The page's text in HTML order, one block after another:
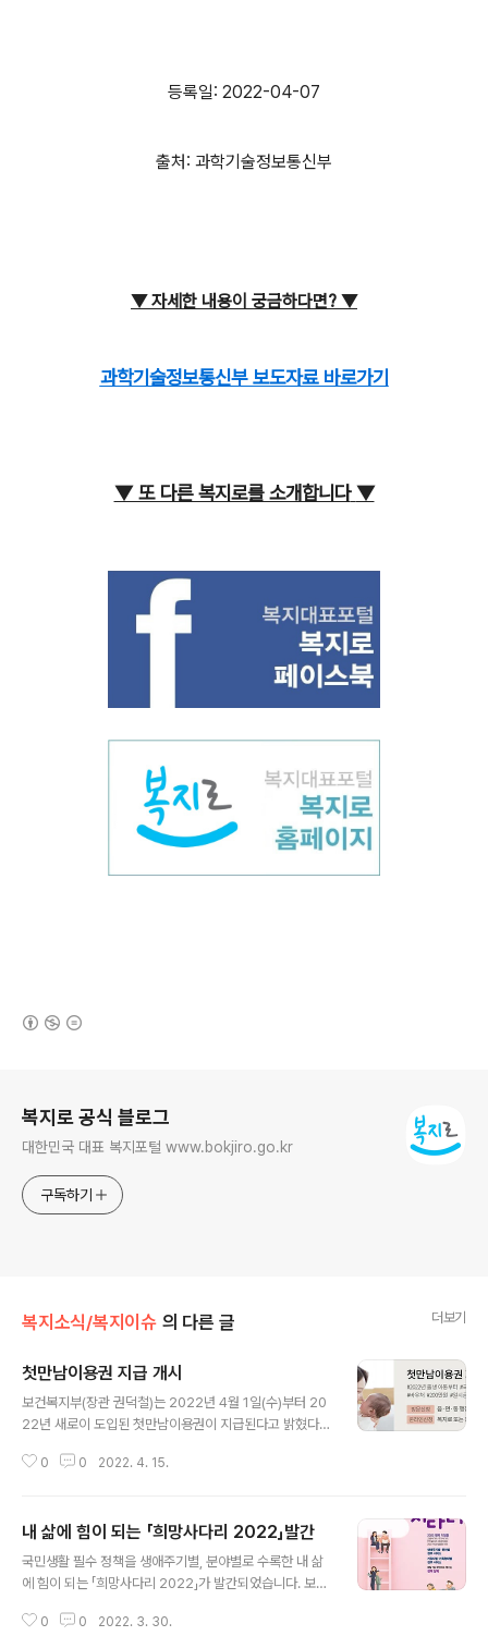
등록일: 2022-04-07
출처: 과학기술정보통신부
▼ 자세한 내용이 궁금하다면? ▼
과학기술정보통신부 보도자료 바로가기
▼ 또 다른 복지로를 소개합니다 ▼
복지로 공식 블로그
대한민국 대표 복지포털 www.bokjiro.go.kr
구독하기
복지소식/복지이슈 의 다른 글 더보기
첫만남이용권 지급 개시
보건복지부(장관 권덕철)는 2022년 4월 1일(수)부터 20
22년 새로이 도입된 첫만남이용권이 지급된다고 밝혔다.
으로 접수된 총 48,563건(2022. 3. 31. 기준)에 대해 첫
중투자 사업의 일환으로 도입되었으며, 2022년 출생 아동
부터 지급되고, 출생신고 후 주민등록번호를 부여받은 아
동은 출생순위에 상관없이 동일한 지원(200만 원 바우처,
것이 원칙입니다. 다만, 아동양육시설 등 시설보호아동의
0 0 2022. 4. 15.
내 삶에 힘이 되는 「희망사다리 2022」발간
국민생활 필수 정책을 생애주기별, 분야별로 수록한 내 삶
에 힘이 되는 「희망사다리 2022」가 발간되었습니다. 보다
래 링크를 참고하시기 바랍니다. - 출처 : 문화체육관광부
0 0 2022. 3. 30.